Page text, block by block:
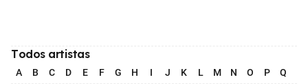
Todos artistas
A B C D E F G H I J K L M N O P Q